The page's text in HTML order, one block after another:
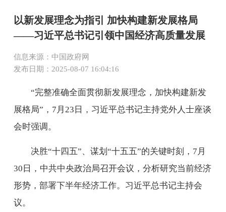
以新发展理念为指引 加快构建新发展格局
——习近平总书记引领中国经济高质量发展
信息来源：中国政府网
发布日期：2025-08-07 16:04:16
“完整准确全面贯彻新发展理念，加快构建新发
展格局”，7月23日，习近平总书记主持党外人士座谈
会时强调。
决胜“十四五”、谋划“十五五”的关键时刻，7月
30日，中共中央政治局召开会议，分析研究当前经济
形势，部署下半年经济工作。习近平总书记主持会
议。